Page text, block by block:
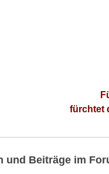
fürchtet
und Beiträge im